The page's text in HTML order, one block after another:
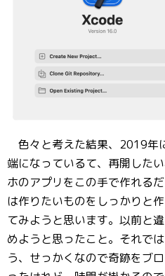
色々と考えた結果、2019年
端になっているて、再開した
ホのアプリをこの手で作れる
は作りたいものをしっかりと
てみようと思います。以前と
めようと思ったこと。それで
う、せっかくなので奇跡をブ